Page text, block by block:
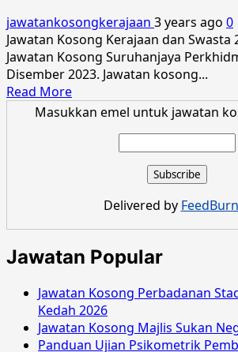
jawatankosongkerajaan 3 years ago 0
Jawatan Kosong Kerajaan dan
Jawatan Kosong Suruhanjaya
Disember 2023. Jawatan kosong...
Read MoreRead
more
Awam
Perak
Disember
2023
Masukkan emel untuk jawatan
Delivered by
Jawatan Popular
Jawatan Kosong Perbadanan
Kedah 2026
Jawatan Kosong Majlis Sukan
Panduan Ujian Psikometrik